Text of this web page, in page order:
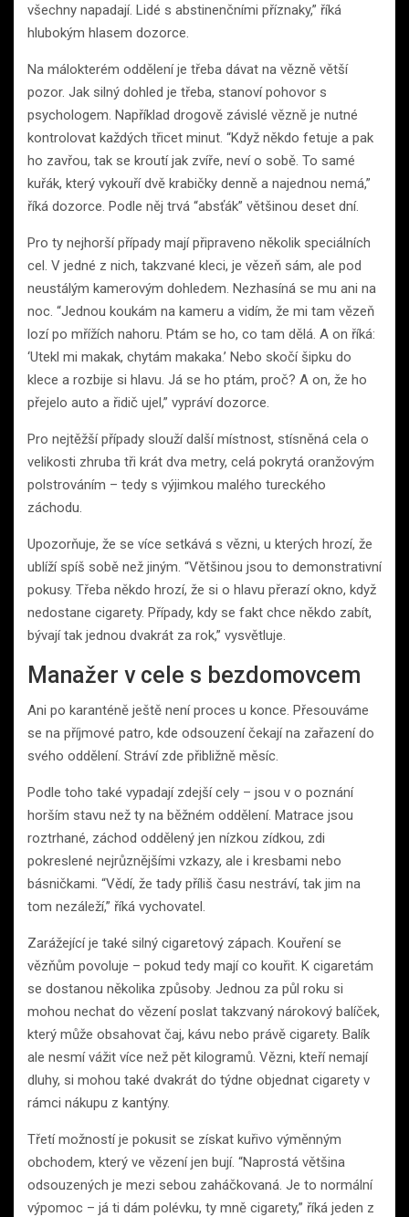
všechny napadají. Lidé s abstinenčními příznaky,” říká
hlubokým hlasem dozorce.
Na málokterém oddělení je třeba dávat na vězně větší
pozor. Jak silný dohled je třeba, stanoví pohovor s
psychologem. Například drogově závislé vězně je nutné
kontrolovat každých třicet minut. “Když někdo fetuje a pak
ho zavřou, tak se kroutí jak zvíře, neví o sobě. To samé
kuřák, který vykouří dvě krabičky denně a najednou nemá,”
říká dozorce. Podle něj trvá “absťák” většinou deset dní.
Pro ty nejhorší případy mají připraveno několik speciálních
cel. V jedné z nich, takzvané kleci, je vězeň sám, ale pod
neustálým kamerovým dohledem. Nezhasíná se mu ani na
noc. “Jednou koukám na kameru a vidím, že mi tam vězeň
lozí po mřížích nahoru. Ptám se ho, co tam dělá. A on říká:
‘Utekl mi makak, chytám makaka.’ Nebo skočí šipku do
klece a rozbije si hlavu. Já se ho ptám, proč? A on, že ho
přejelo auto a řidič ujel,” vypráví dozorce.
Pro nejtěžší případy slouží další místnost, stísněná cela o
velikosti zhruba tři krát dva metry, celá pokrytá oranžovým
polstrováním – tedy s výjimkou malého tureckého
záchodu.
Upozorňuje, že se více setkává s vězni, u kterých hrozí, že
ublíží spíš sobě než jiným. “Většinou jsou to demonstrativní
pokusy. Třeba někdo hrozí, že si o hlavu přerazí okno, když
nedostane cigarety. Případy, kdy se fakt chce někdo zabít,
bývají tak jednou dvakrát za rok,” vysvětluje.
Manažer v cele s bezdomovcem
Ani po karanténě ještě není proces u konce. Přesouváme
se na příjmové patro, kde odsouzení čekají na zařazení do
svého oddělení. Stráví zde přibližně měsíc.
Podle toho také vypadají zdejší cely – jsou v o poznání
horším stavu než ty na běžném oddělení. Matrace jsou
roztrhané, záchod oddělený jen nízkou zídkou, zdi
pokreslené nejrůznějšími vzkazy, ale i kresbami nebo
básničkami. “Vědí, že tady příliš času nestráví, tak jim na
tom nezáleží,” říká vychovatel.
Zarážející je také silný cigaretový zápach. Kouření se
vězňům povoluje – pokud tedy mají co kouřit. K cigaretám
se dostanou několika způsoby. Jednou za půl roku si
mohou nechat do vězení poslat takzvaný nárokový balíček,
který může obsahovat čaj, kávu nebo právě cigarety. Balík
ale nesmí vážit více než pět kilogramů. Vězni, kteří nemají
dluhy, si mohou také dvakrát do týdne objednat cigarety v
rámci nákupu z kantýny.
Třetí možností je pokusit se získat kuřivo výměnným
obchodem, který ve vězení jen bují. “Naprostá většina
odsouzených je mezi sebou zaháčkovaná. Je to normální
výpomoc – já ti dám polévku, ty mně cigarety,” říká jeden z